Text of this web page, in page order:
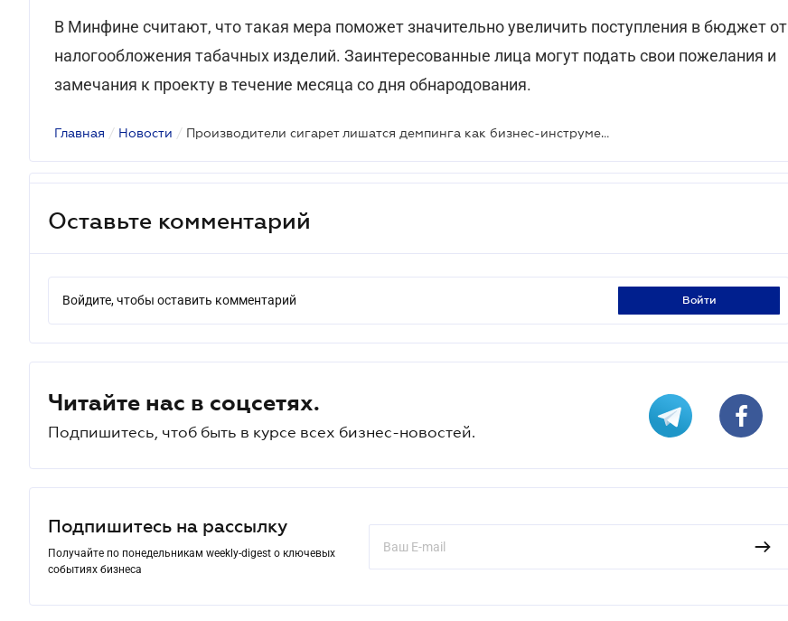
В Минфине считают, что такая мера поможет значительно увеличить поступления в бюджет от
налогообложения табачных изделий. Заинтересованные лица могут подать свои пожелания и
замечания к проекту в течение месяца со дня обнародования.
Главная / Новости / Производители сигарет лишатся демпинга как бизнес-инструмента
Оставьте комментарий
Войдите, чтобы оставить комментарий войти
Читайте нас в соцсетях.
Подпишитесь, чтоб быть в курсе всех бизнес-новостей.
Подпишитесь на рассылку
Получайте по понедельникам weekly-digest о ключевых
событиях бизнеса